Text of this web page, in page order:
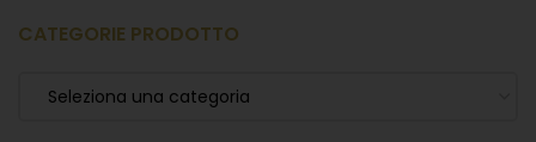
CATEGORIE PRODOTTO
Seleziona una categoria